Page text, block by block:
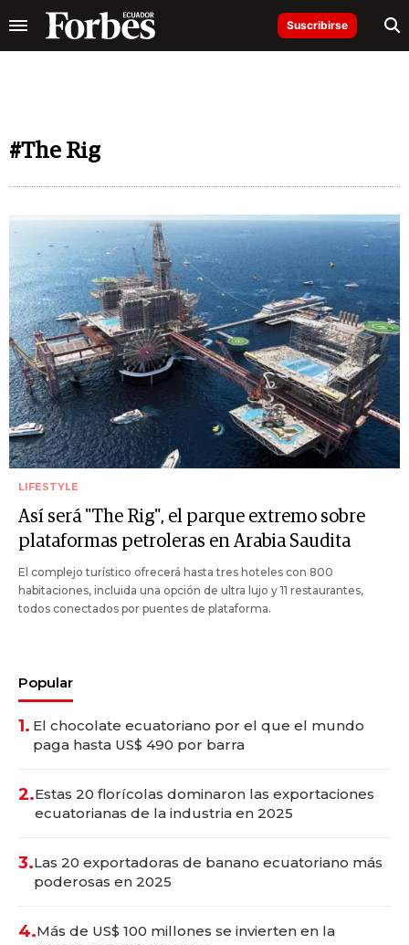
Suscribirse
#The Rig
LIFESTYLE
Así será "The Rig", el parque extremo sobre
plataformas petroleras en Arabia Saudita
El complejo turístico ofrecerá hasta tres hoteles con 800
habitaciones, incluida una opción de ultra lujo y 11 restaurantes,
todos conectados por puentes de plataforma.
Popular
1. El chocolate ecuatoriano por el que el mundo
paga hasta US$ 490 por barra
2.Estas 20 florícolas dominaron las exportaciones
ecuatorianas de la industria en 2025
3.Las 20 exportadoras de banano ecuatoriano más
poderosas en 2025
4.Más de US$ 100 millones se invierten en la